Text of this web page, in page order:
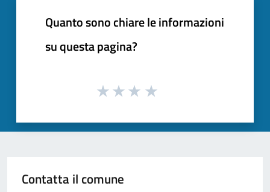
Quanto sono chiare le informazioni
su questa pagina?
Contatta il comune